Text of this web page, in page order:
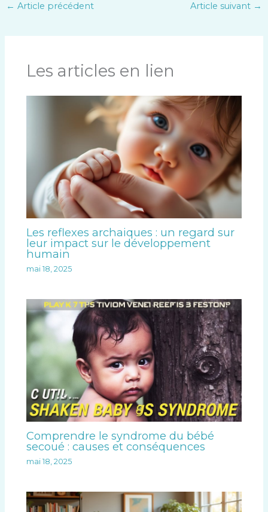
← Article précédent Article suivant →
Les articles en lien
Les reflexes archaiques : un regard sur
leur impact sur le développement
humain
mai 18, 2025
Comprendre le syndrome du bébé
secoué : causes et conséquences
mai 18, 2025